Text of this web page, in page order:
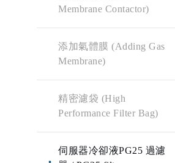
Membrane Contactor)
添加氣體膜 (Adding Gas
Membrane)
精密濾袋 (High
Performance Filter Bag)
伺服器冷卻液PG25 過濾